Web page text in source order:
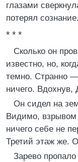
глазами
потерял сознание.
* * *
Сколько он
известно, но,
темно. Странно
ничего.
Он сидел на
Видимо, взрывом
ничего себе не
Третий этаж же.
Зарево